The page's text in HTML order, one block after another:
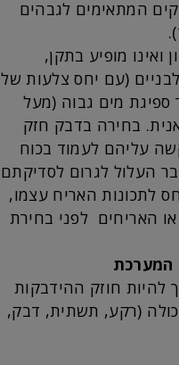
המתאימים לגבהים
מופיע בתקן,
(עם יחס צלעות של
כושר ספיגת מים גבוה (מעל
בחירה בדבק חזק
עליהם לעמוד בכוח
העלול לגרום לסדיקתם
לתכונות האריח עצמו,
האריחים לפני בחירת
המערכת
להיות חוזק ההידבקות
(רקע, תשתית, דבק,